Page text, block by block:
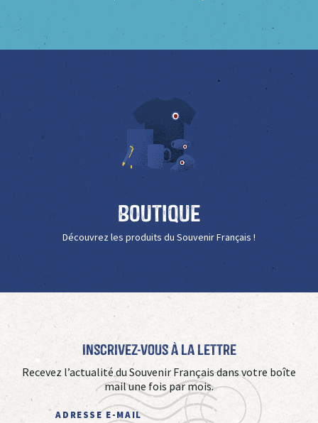
Boutique
Découvrez les produits du Souvenir Français !
Inscrivez-vous à La Lettre
Recevez l’actualité du Souvenir Français dans votre boîte
mail une fois par mois.
ADRESSE E-MAIL